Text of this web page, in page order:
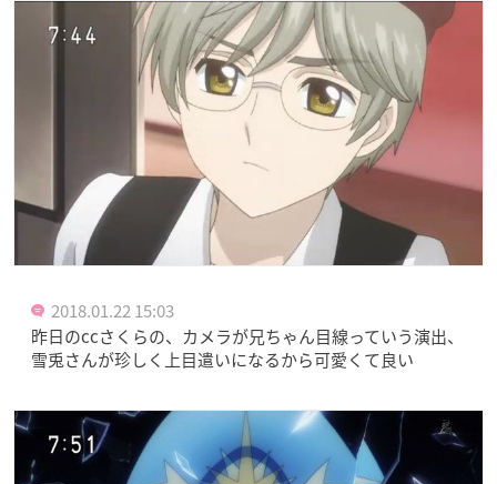
2018.01.22 15:03
昨日のccさくらの、カメラが兄ちゃん目線っていう演出、
雪兎さんが珍しく上目遣いになるから可愛くて良い